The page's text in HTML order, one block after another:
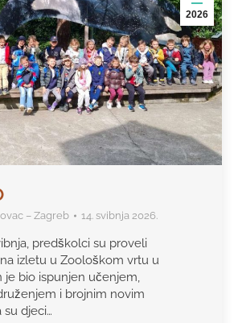
2026
– Zagreb 14. svibnja 2026.
predškolci su proveli
izletu u Zoološkom vrtu u
je bio ispunjen učenjem,
i brojnim novim
su djeci…